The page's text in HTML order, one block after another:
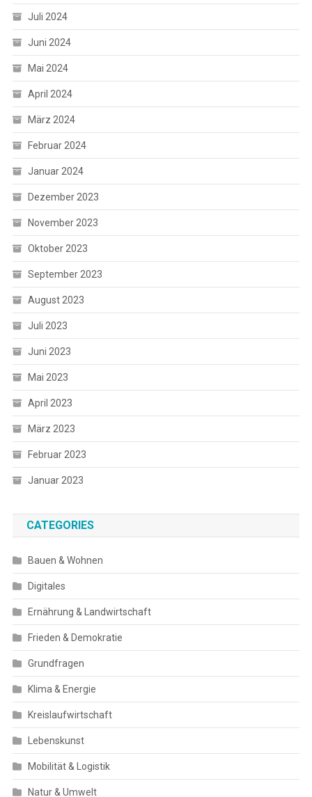
Juli 2024
Juni 2024
Mai 2024
April 2024
März 2024
Februar 2024
Januar 2024
Dezember 2023
November 2023
Oktober 2023
September 2023
August 2023
Juli 2023
Juni 2023
Mai 2023
April 2023
März 2023
Februar 2023
Januar 2023
CATEGORIES
Bauen & Wohnen
Digitales
Ernährung & Landwirtschaft
Frieden & Demokratie
Grundfragen
Klima & Energie
Kreislaufwirtschaft
Lebenskunst
Mobilität & Logistik
Natur & Umwelt